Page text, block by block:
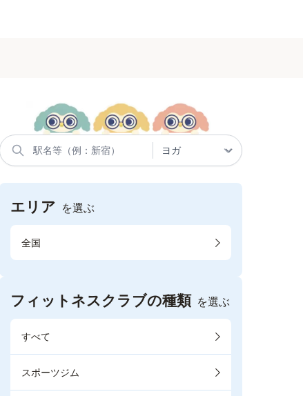
エリア を選ぶ
全国
フィットネスクラブの種類 を選ぶ
すべて
スポーツジム